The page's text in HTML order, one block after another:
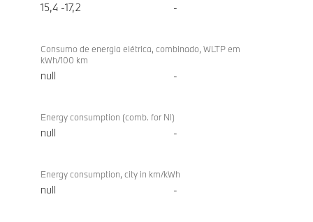
15,4 -17,2 -
Consumo de energia elétrica, combinado, WLTP em
kWh/100 km
null -
Energy consumption (comb. for NI)
null -
Energy consumption, city in km/kWh
null -